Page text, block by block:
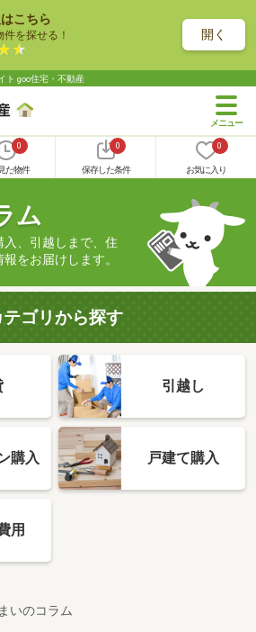
こちら
を探せる！ 開く
ト goo住宅・不動産
0
た物件
0
保存した条件
0
お気に入り
ム
、引越しまで、住
をお届けします。
テゴリから探す
引越し
購入 戸建て購入
用
いのコラム